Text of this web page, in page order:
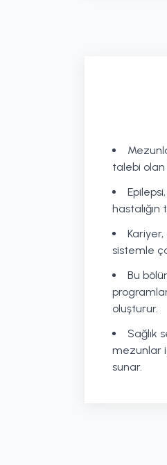
talebi olan
sistemle
Bu
oluşturur.
Sağlık
mezunlar
sunar.